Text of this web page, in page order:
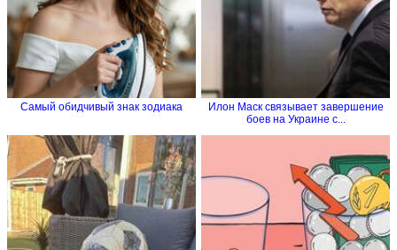
Самый обидчивый знак зодиака
Илон Маск связывает завершение
боев на Украине с...